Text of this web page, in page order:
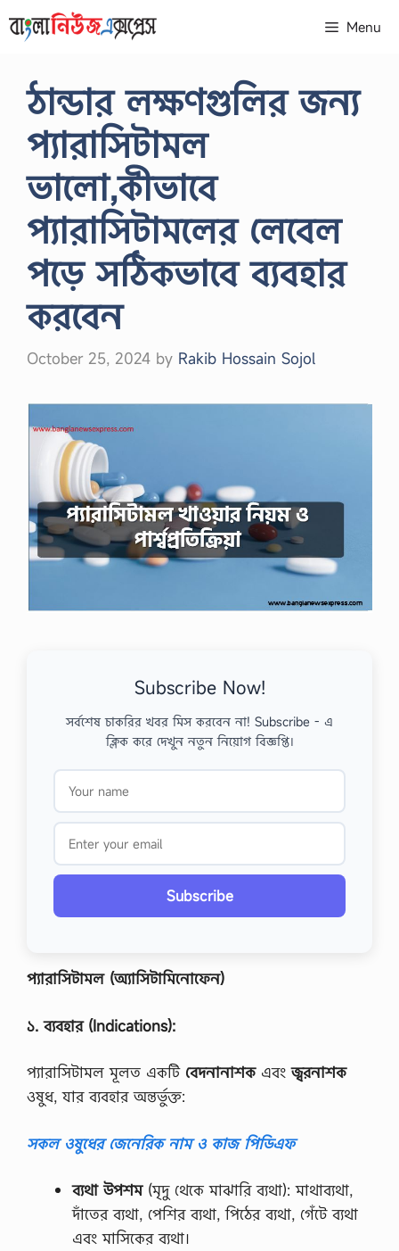
to
Menu
ঠান্ডার লক্ষণগুলির জন্য
প্যারাসিটামল
ভালো,কীভাবে
প্যারাসিটামলের লেবেল
পড়ে সঠিকভাবে ব্যবহার
করবেন
October 25, 2024 by Rakib Hossain Sojol
Subscribe Now!
সর্বশেষ চাকরির খবর মিস করবেন না! Subscribe - এ
ক্লিক করে দেখুন নতুন নিয়োগ বিজ্ঞপ্তি।
Subscribe
প্যারাসিটামল(অ্যাসিটামিনোফেন)
১.ব্যবহার(Indications):
প্যারাসিটামল মূলত একটি বেদনানাশকএবংজ্বরনাশক
ওষুধ, যার ব্যবহার অন্তর্ভুক্ত:
সকল ওষুধের জেনেরিক নাম ও কাজ পিডিএফ
ব্যথা উপশম(মৃদু থেকে মাঝারি ব্যথা): মাথাব্যথা,
দাঁতের ব্যথা, পেশির ব্যথা, পিঠের ব্যথা, গেঁটে ব্যথা
এবং মাসিকের ব্যথা।